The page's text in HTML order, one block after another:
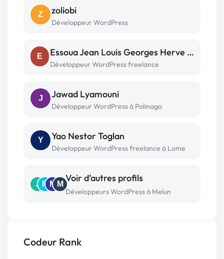
Codeur Rank
Z zoliobi
Développeur WordPress
E Essoua Jean Louis Georges Herve Brou
Développeur WordPress freelance
J Jawad Lyamouni
Développeur WordPress à Polinago
Y Yao Nestor Toglan
Développeur WordPress freelance à Lome
J R M M
Voir d’autres profils
Développeurs WordPress à Melun